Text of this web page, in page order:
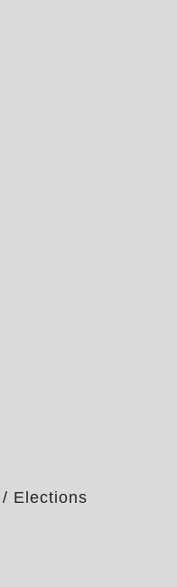
/ Elections